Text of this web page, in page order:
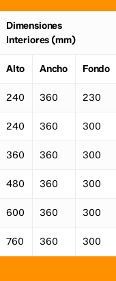
Dimensiones
Interiores (mm)
Alto Ancho Fondo
240 360 230
240 360 300
360 360 300
480 360 300
600 360 300
760 360 300